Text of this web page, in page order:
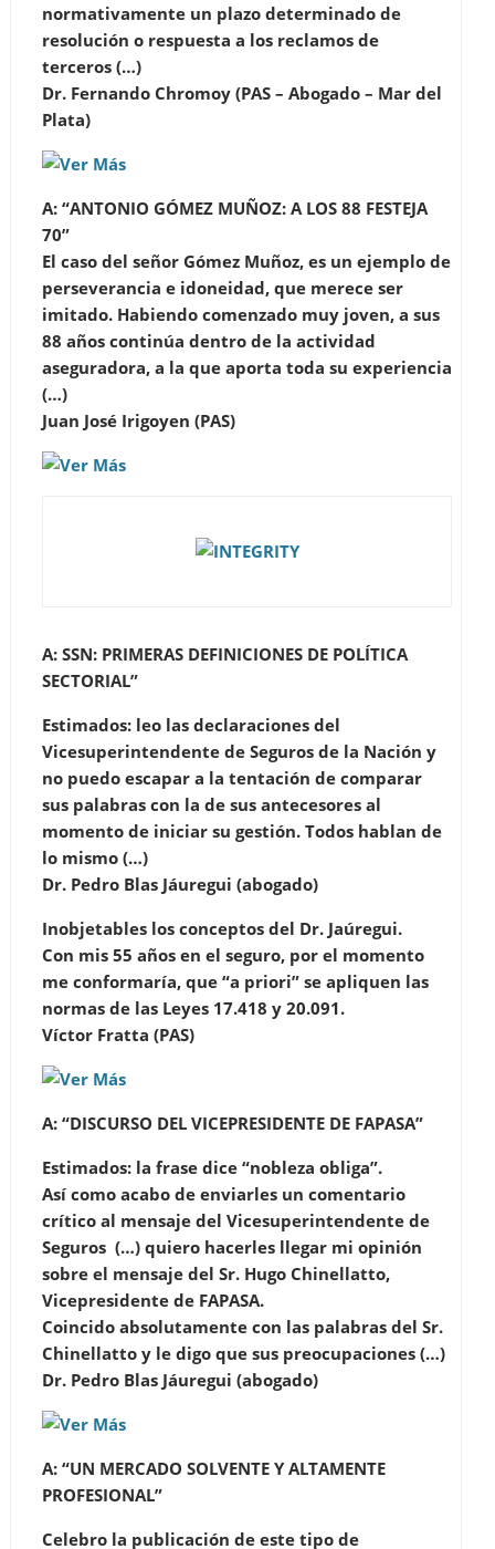
normativamente un plazo determinado de
resolución o respuesta a los reclamos de
terceros (…)
Dr. Fernando Chromoy (PAS – Abogado – Mar del
Plata)
A: “ANTONIO GÓMEZ MUÑOZ: A LOS 88 FESTEJA
70”
El caso del señor Gómez Muñoz, es un ejemplo de
perseverancia e idoneidad, que merece ser
imitado. Habiendo comenzado muy joven, a sus
88 años continúa dentro de la actividad
aseguradora, a la que aporta toda su experiencia
(…)
Juan José Irigoyen (PAS)
A: SSN: PRIMERAS DEFINICIONES DE POLÍTICA
SECTORIAL”
Estimados: leo las declaraciones del
Vicesuperintendente de Seguros de la Nación y
no puedo escapar a la tentación de comparar
sus palabras con la de sus antecesores al
momento de iniciar su gestión. Todos hablan de
lo mismo (…)
Dr. Pedro Blas Jáuregui (abogado)
Inobjetables los conceptos del Dr. Jaúregui.
Con mis 55 años en el seguro, por el momento
me conformaría, que “a priori” se apliquen las
normas de las Leyes 17.418 y 20.091.
Víctor Fratta (PAS)
A: “DISCURSO DEL VICEPRESIDENTE DE FAPASA”
Estimados: la frase dice “nobleza obliga”.
Así como acabo de enviarles un comentario
crítico al mensaje del Vicesuperintendente de
Seguros (…) quiero hacerles llegar mi opinión
sobre el mensaje del Sr. Hugo Chinellatto,
Vicepresidente de FAPASA.
Coincido absolutamente con las palabras del Sr.
Chinellatto y le digo que sus preocupaciones (…)
Dr. Pedro Blas Jáuregui (abogado)
A:“UN MERCADO SOLVENTE Y ALTAMENTE
PROFESIONAL”
Celebro la publicación de este tipo de